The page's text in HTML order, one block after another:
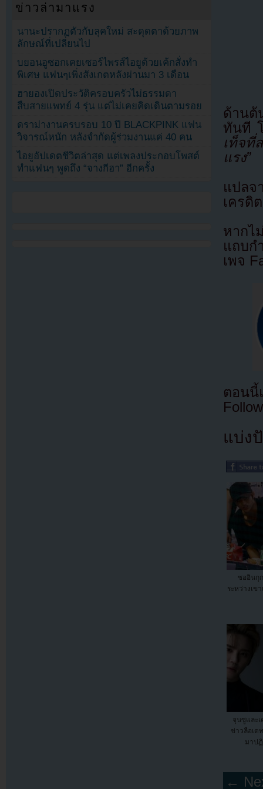
ด้าน
ทันที
เท็จที่
แรง”
แปล
เครดิ
หากไ
แถบก
เพจ
ตอนนี้
แบ่ง
ซออินกุ
ระหว่างเข
จุนซูและเ
ข่าวลือเด
มาปฏิ
←
ข่าวล่ามาแรง
นานะปรากฏตัวกับลุคใหม่ สะดุดตาด้วยภาพ
ลักษณ์ที่เปลี่ยนไป
บยอนอูซอกเคยเซอร์ไพรส์ไอยูด้วยเค้กสั่งทำ
พิเศษ แฟนๆเพิ่งสังเกตหลังผ่านมา 3 เดือน
ฮายองเปิดประวัติครอบครัวไม่ธรรมดา
สืบสายแพทย์ 4 รุ่น แต่ไม่เคยคิดเดินตามรอย
ดราม่างานครบรอบ 10 ปี BLACKPINK แฟน
วิจารณ์หนัก หลังจำกัดผู้ร่วมงานแค่ 40 คน
ไอยูอัปเดตชีวิตล่าสุด แต่เพลงประกอบโพสต์
ทำแฟนๆ พูดถึง “จางกีฮา” อีกครั้ง